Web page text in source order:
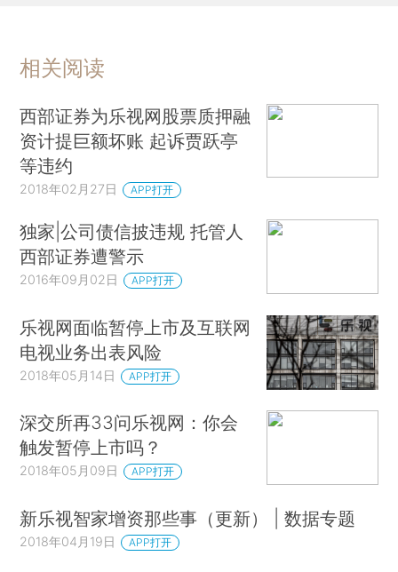
相关阅读
西部证券为乐视网股票质押融
资计提巨额坏账 起诉贾跃亭
等违约
2018年02月27日 APP打开
独家|公司债信披违规 托管人
西部证券遭警示
2016年09月02日 APP打开
乐视网面临暂停上市及互联网
电视业务出表风险
2018年05月14日 APP打开
深交所再33问乐视网：你会
触发暂停上市吗？
2018年05月09日 APP打开
新乐视智家增资那些事（更新） | 数据专题
2018年04月19日 APP打开